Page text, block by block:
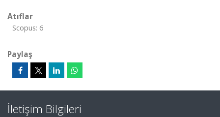
Atıflar
Scopus: 6
Paylaş
İletişim Bilgileri